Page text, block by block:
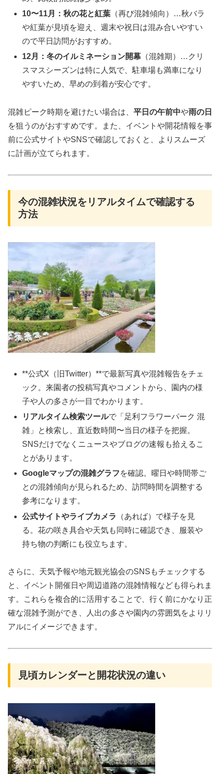
10〜11月：秋の花と紅葉 （再び混雑傾向）…秋バラ
や紅葉が見頃を迎え、週末や祝日は混み合いやすい
ので平日訪問がおすすめ。
12月：冬のイルミネーション開幕 （混雑期）…クリ
スマスシーズンは特に人気で、駐車場も満車になり
やすいため、早めの到着が安心です。
混雑ピーク時期を避けたい場合は、 平日の午前中や雨の日
を狙うのがおすすめです。また、イベントや開花情報を事
前に公式サイトやSNSで確認しておくと、よりスムーズ
に計画が立てられます。
今の混雑状況をリアルタイムで確認する
方法
**公式X（旧Twitter）**で最新写真や混雑報告をチェ
ック。来園者の投稿写真やコメントから、園内の様
子や人の多さが一目でわかります。
リアルタイム検索ツールで「足利フラワーパーク 混
雑」と検索し、直近数時間〜当日の様子を把握。
SNSだけでなくニュースやブログの速報も拾えるこ
とがあります。
Googleマップの混雑グラフを確認。曜日や時間帯ご
との混雑傾向が見られるため、訪問時間を調整する
参考になります。
公式サイトやライブカメラ
（あれば）で様子を見
る。花の咲き具合や天気も同時に確認でき、服装や
持ち物の判断にも役立ちます。
さらに、天気予報や地元観光協会のSNSもチェックする
と、イベント開催日や周辺道路の混雑情報なども得られま
す。これらを複合的に活用することで、行く前にかなり正
確な混雑予測ができ、人出の多さや園内の雰囲気をよりリ
アルにイメージできます。
見頃カレンダーと開花状況の違い